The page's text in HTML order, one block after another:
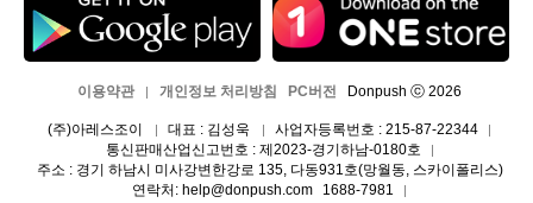
이용약관 | 개인정보 처리방침 PC버전 Donpush ⓒ 2026
(주)아레스조이 | 대표 : 김성욱 | 사업자등록번호 : 215-87-22344 |
통신판매산업신고번호 : 제2023-경기하남-0180호 |
주소 : 경기 하남시 미사강변한강로 135, 다동931호(망월동, 스카이폴리스)
연락처: help@donpush.com
1688-7981 |